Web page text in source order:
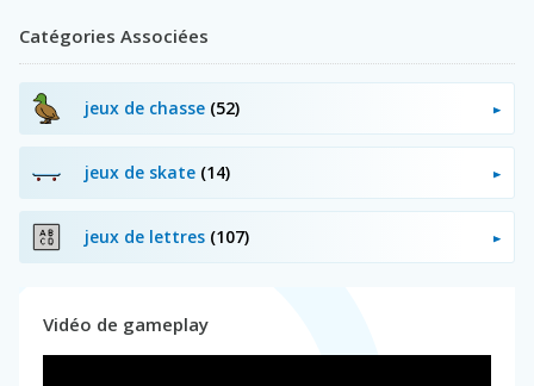
Catégories Associées
jeux de chasse (52)
jeux de skate (14)
jeux de lettres (107)
Vidéo de gameplay